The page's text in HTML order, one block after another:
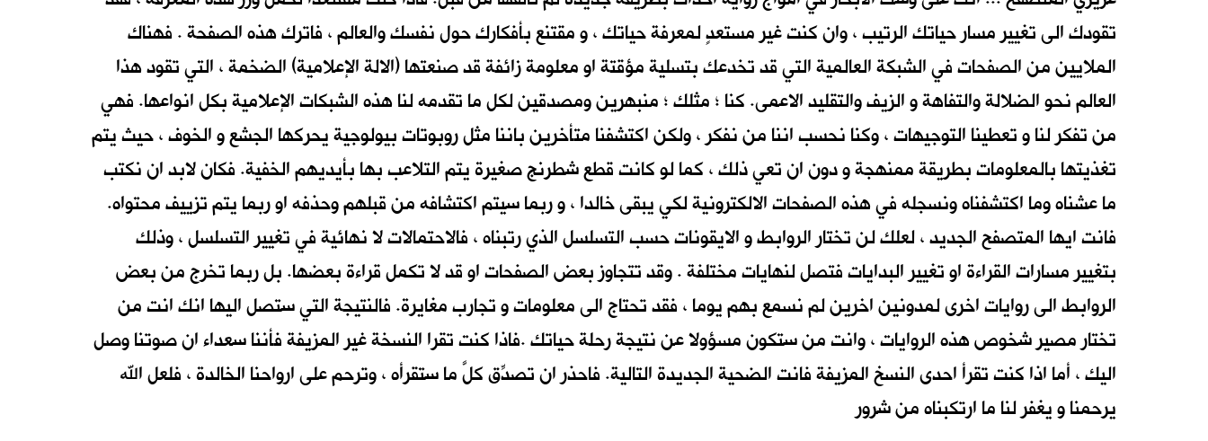
تقودك الى تغيير مسار حياتك الرتيب ، وان كنت غير مستعدٍ لمعرفة حياتك ، و مقتنع بأفكارك حول نفسك والعالم ، فاترك هذه الصفحة . فهناك
الملايين من الصفحات في الشبكة العالمية التي قد تخدعك بتسلية مؤقتة او معلومة زائفة قد صنعتها (الالة الإعلامية) الضخمة ، التي تقود هذا
العالم نحو الضلالة والتفاهة و الزيف والتقليد الاعمى. كنا ؛ مثلك ؛ منبهرين ومصدقين لكل ما تقدمه لنا هذه الشبكات الإعلامية بكل انواعها. فهي
من تفكر لنا و تعطينا التوجيهات ، وكنا نحسب اننا من نفكر ، ولكن اكتشفنا متأخرين باننا مثل روبوتات بيولوجية يحركها الجشع و الخوف ، حيث يتم
تغذيتها بالمعلومات بطريقة ممنهجة و دون ان تعي ذلك ، كما لو كانت قطع شطرنج صغيرة يتم التلاعب بها بأيديهم الخفية. فكان لابد ان نكتب
ما عشناه وما اكتشفناه ونسجله في هذه الصفحات الالكترونية لكي يبقى خالدا ، و ربما سيتم اكتشافه من قبلهم وحذفه او ربما يتم تزييف محتواه.
فانت ايها المتصفح الجديد ، لعلك لن تختار الروابط و الايقونات حسب التسلسل الذي رتبناه ، فالاحتمالات لا نهائية في تغيير التسلسل ، وذلك
بتغيير مسارات القراءة او تغيير البدايات فتصل لنهايات مختلفة . وقد تتجاوز بعض الصفحات او قد لا تكمل قراءة بعضها. بل ربما تخرج من بعض
الروابط الى روايات اخرى لمدونين اخرين لم نسمع بهم يوما ، فقد تحتاج الى معلومات و تجارب مغايرة. فالنتيجة التي ستصل اليها انك انت من
تختار مصير شخوص هذه الروايات ، وانت من ستكون مسؤولا عن نتيجة رحلة حياتك .فاذا كنت تقرا النسخة غير المزيفة فأننا سعداء ان صوتنا وصل
اليك ، أما اذا كنت تقرأ احدى النسخ المزيفة فانت الضحية الجديدة التالية. فاحذر ان تصدِّق كلَّ ما ستقرأه ، وترحم على ارواحنا الخالدة ، فلعل الله
يرحمنا و يغفر لنا ما ارتكبناه من شرور